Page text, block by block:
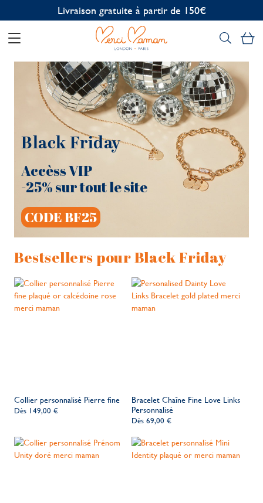
Personnalisation offerte
Black Friday
Accèss VIP
-25% sur tout le site
CODE BF25
Bestsellers pour Black Friday
Collier personnalisé Pierre fine
Dès 149,00 €
Bracelet Chaîne Fine Love Links
Personnalisé
Dès 69,00 €